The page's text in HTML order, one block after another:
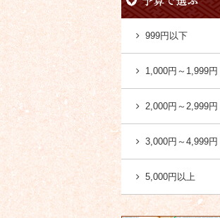
999円以下
1,000円～1,999円
2,000円～2,999円
3,000円～4,999円
5,000円以上